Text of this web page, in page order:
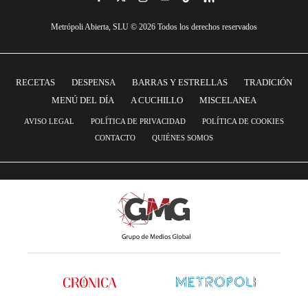
Metrópoli Abierta, SLU © 2026 Todos los derechos reservados
RECETAS DESPENSA BARRAS Y ESTRELLAS
TRADICIÓN
MENÚ DEL DÍA
A CUCHILLO MISCELANEA
AVISO LEGAL POLÍTICA DE PRIVACIDAD
POLÍTICA DE COOKIES
CONTACTO
QUIÉNES SOMOS